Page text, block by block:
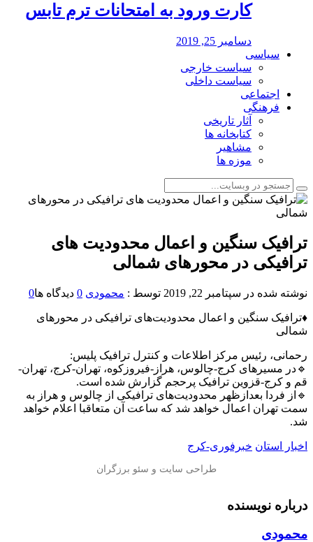
کارت ورود به امتحانات ترم تابس
دسامبر 25, 2019
سیاسی
سیاست خارجی
سیاست داخلی
اجتماعی
فرهنگی
آثار تاریخی
کتابخانه ها
مشاهیر
موزه ها
ترافیک سنگین و اعمال محدودیت های
ترافیکی در محورهای شمالی
نوشته شده در سپتامبر 22, 2019 توسط : محمودی 0 دیدگاه ها0
♦️ترافیک سنگین و اعمال محدودیت‌های ترافیکی در محورهای
شمالی
رحمانی، رئیس مرکز اطلاعات و کنترل ترافیک پلیس:
🔹در مسیرهای کرج-چالوس، هراز-فیروزکوه،‌ تهران-کرج، تهران-
قم و کرج-قزوین ترافیک پرحجم گزارش شده است.
🔹از فردا بعدازظهر محدودیت‌های ترافیکی از چالوس و هراز به
سمت تهران اعمال خواهد شد که ساعت آن متعاقبا اعلام خواهد
شد.
اخبار استان خبرفوری-کرج
درباره نویسنده
محمودی